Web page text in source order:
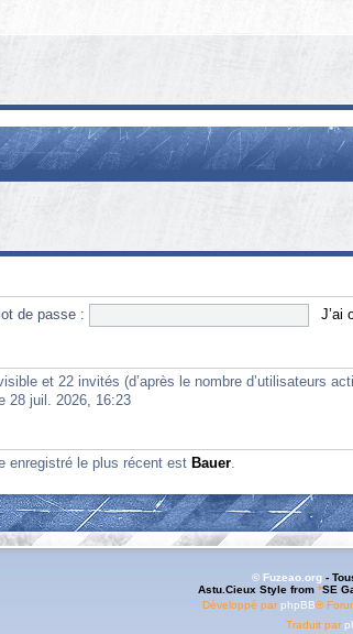
de passe : J’ai
et 22 invités (d’après le nombre d’utilisateurs
28 juil. 2026, 16:23
enregistré le plus récent est Bauer.
© Fuzeao.org-
Astu.Cieux Style from *SE
Développé parphpBB®
Traduit par